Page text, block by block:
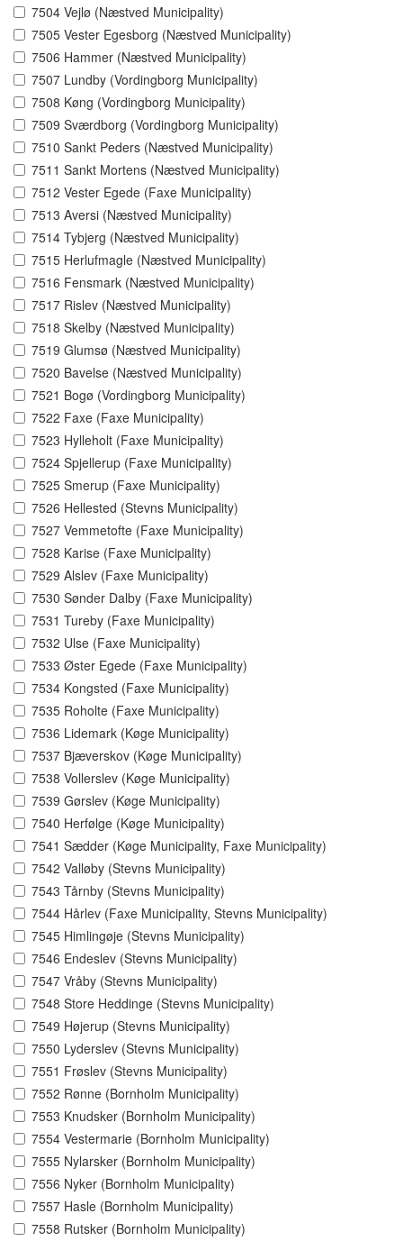
7504 Vejlø (Næstved Municipality)
7505 Vester Egesborg (Næstved Municipality)
7506 Hammer (Næstved Municipality)
7507 Lundby (Vordingborg Municipality)
7508 Køng (Vordingborg Municipality)
7509 Sværdborg (Vordingborg Municipality)
7510 Sankt Peders (Næstved Municipality)
7511 Sankt Mortens (Næstved Municipality)
7512 Vester Egede (Faxe Municipality)
7513 Aversi (Næstved Municipality)
7514 Tybjerg (Næstved Municipality)
7515 Herlufmagle (Næstved Municipality)
7516 Fensmark (Næstved Municipality)
7517 Rislev (Næstved Municipality)
7518 Skelby (Næstved Municipality)
7519 Glumsø (Næstved Municipality)
7520 Bavelse (Næstved Municipality)
7521 Bogø (Vordingborg Municipality)
7522 Faxe (Faxe Municipality)
7523 Hylleholt (Faxe Municipality)
7524 Spjellerup (Faxe Municipality)
7525 Smerup (Faxe Municipality)
7526 Hellested (Stevns Municipality)
7527 Vemmetofte (Faxe Municipality)
7528 Karise (Faxe Municipality)
7529 Alslev (Faxe Municipality)
7530 Sønder Dalby (Faxe Municipality)
7531 Tureby (Faxe Municipality)
7532 Ulse (Faxe Municipality)
7533 Øster Egede (Faxe Municipality)
7534 Kongsted (Faxe Municipality)
7535 Roholte (Faxe Municipality)
7536 Lidemark (Køge Municipality)
7537 Bjæverskov (Køge Municipality)
7538 Vollerslev (Køge Municipality)
7539 Gørslev (Køge Municipality)
7540 Herfølge (Køge Municipality)
7541 Sædder (Køge Municipality, Faxe Municipality)
7542 Valløby (Stevns Municipality)
7543 Tårnby (Stevns Municipality)
7544 Hårlev (Faxe Municipality, Stevns Municipality)
7545 Himlingøje (Stevns Municipality)
7546 Endeslev (Stevns Municipality)
7547 Vråby (Stevns Municipality)
7548 Store Heddinge (Stevns Municipality)
7549 Højerup (Stevns Municipality)
7550 Lyderslev (Stevns Municipality)
7551 Frøslev (Stevns Municipality)
7552 Rønne (Bornholm Municipality)
7553 Knudsker (Bornholm Municipality)
7554 Vestermarie (Bornholm Municipality)
7555 Nylarsker (Bornholm Municipality)
7556 Nyker (Bornholm Municipality)
7557 Hasle (Bornholm Municipality)
7558 Rutsker (Bornholm Municipality)